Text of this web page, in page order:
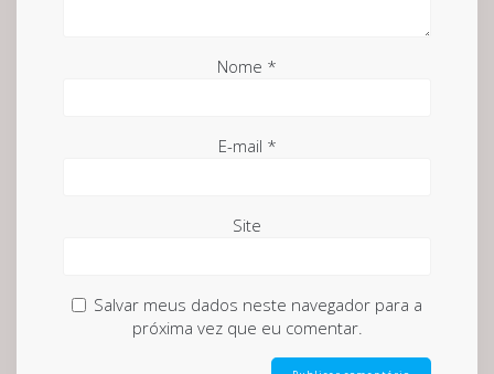
Nome *
E-mail *
Site
Salvar meus dados neste navegador para a
próxima vez que eu comentar.